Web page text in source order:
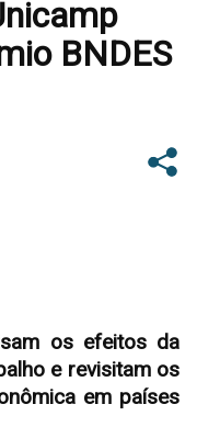
BNDES
os efeitos da
e revisitam os
em países